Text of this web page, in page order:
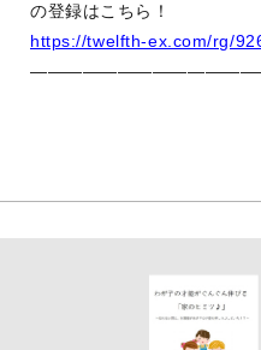
の登録はこちら！
https://twelfth-ex.com/rg/